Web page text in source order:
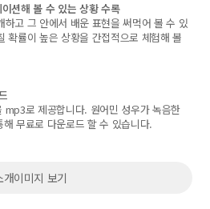
션해 볼 수 있는 상황 수록
고 그 안에서 배운 표현을 써먹어 볼 수 있
확률이 높은 상황을 간접적으로 체험해 볼
mp3로 제공합니다. 원어민 성우가 녹음한
무료로 다운로드 할 수 있습니다.
개이미지 보기